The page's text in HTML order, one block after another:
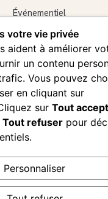
Événementiel
Transverse
LE SITE
Le mag
Diagnostic
Partenaires
À propos
votre vie privée
aident à améliorer
un contenu
Vous pouvez
en cliquant sur
sur Tout
Tout refuser pour
Personnaliser